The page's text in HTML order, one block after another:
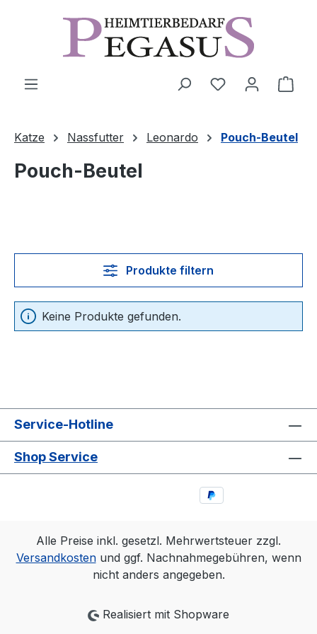
Zum Hauptinhalt springen
Katze Nassfutter Leonardo Pouch-Beutel
Pouch-Beutel
Produkte filtern
Keine Produkte gefunden.
Service-Hotline
Shop Service
Alle Preise inkl. gesetzl. Mehrwertsteuer zzgl.
Versandkostenund ggf. Nachnahmegebühren, wenn
nicht anders angegeben.
Realisiert mit Shopware